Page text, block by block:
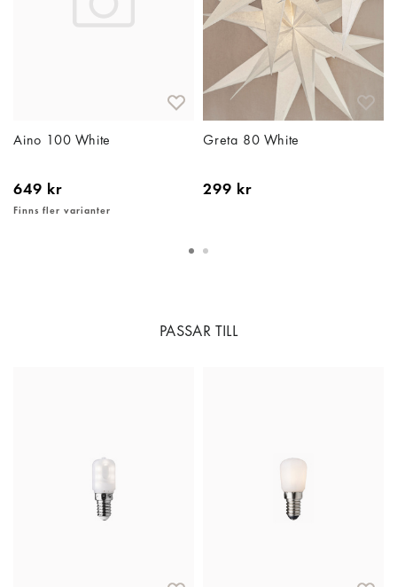
Aino 100 White
649 kr
Finns fler varianter
Greta 80 White
299 kr
PASSAR TILL